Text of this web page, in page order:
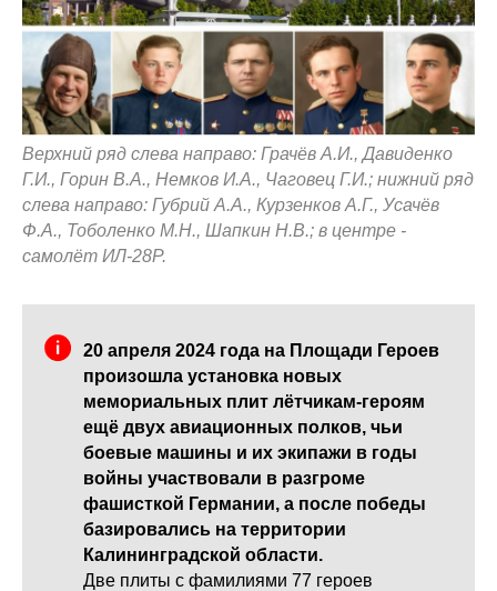
Верхний ряд слева направо: Грачёв А.И., Давиденко
Г.И., Горин В.А., Немков И.А., Чаговец Г.И.; нижний ряд
слева направо: Губрий А.А., Курзенков А.Г., Усачёв
Ф.А., Тоболенко М.Н., Шапкин Н.В.; в центре -
самолёт ИЛ-28Р.
20 апреля 2024 года на Площади Героев
произошла установка новых
мемориальных плит лётчикам-героям
ещё двух авиационных полков, чьи
боевые машины и их экипажи в годы
войны участвовали в разгроме
фашисткой Германии, а после победы
базировались на территории
Калининградской области.
Две плиты с фамилиями 77 героев